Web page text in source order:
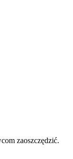
zaoszczędzić.